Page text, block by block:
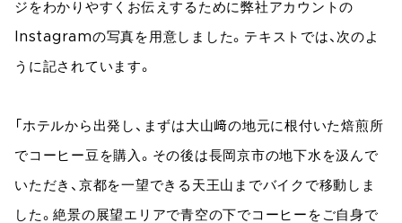
ジをわかりやすくお伝えするために弊社アカウントの
Instagramの写真を用意しました。テキストでは、次のよ
うに記されています。
「ホテルから出発し、まずは大山﨑の地元に根付いた焙煎所
でコーヒー豆を購入。その後は長岡京市の地下水を汲んで
いただき、京都を一望できる天王山までバイクで移動しま
した。絶景の展望エリアで青空の下でコーヒーをご自身で